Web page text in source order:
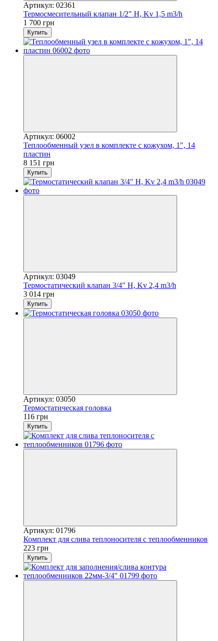
Артикул: 02361
Термосмесительный клапан 1/2" Н, Kv 1,5 m3/h
1 700 грн
Купить
Артикул: 06002
Теплообменный узел в комплекте с кожухом, 1", 14
пластин
8 151 грн
Купить
Артикул: 03049
Термостатический клапан 3/4" Н, Kv 2,4 m3/h
3 014 грн
Купить
Артикул: 03050
Термостатическая головка
116 грн
Купить
Артикул: 01796
Комплект для слива теплоносителя с теплообменников
223 грн
Купить